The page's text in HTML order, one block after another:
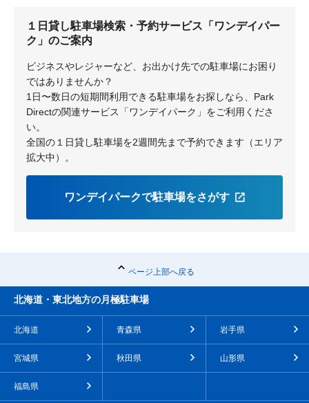
枚方上之町
深沢町 深沢本町
牧野
１日貸し駐車場検索・予約サービス「ワンデイパー
ク」のご案内
ビジネスやレジャーなど、お出かけ先での駐車場にお困り
ではありませんか？
1日〜数日の短期間利用できる駐車場をお探しなら、Park
Directの関連サービス「ワンデイパーク」をご利用くださ
い。
全国の１日貸し駐車場を2週間先まで予約できます（エリア
拡大中）。
ワンデイパークで駐車場をさがす
ページ上部へ戻る
北海道・東北地方の月極駐車場
北海道 青森県 岩手県
宮城県 秋田県 山形県
福島県